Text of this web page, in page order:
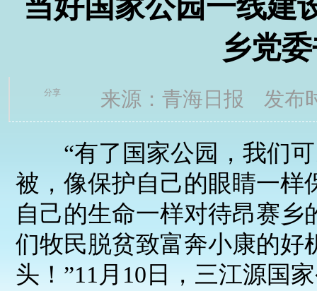
当好国家公园一线
乡党
来源：青海日报 发
分享
“有了国家公园，我们可
被，像保护自己的眼睛一样
自己的生命一样对待昂赛
们牧民脱贫致富奔小康的好
头！”11月10日，三江源国